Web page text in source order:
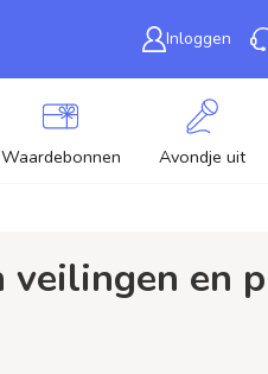
Inloggen
Waardebonnen Avondje uit